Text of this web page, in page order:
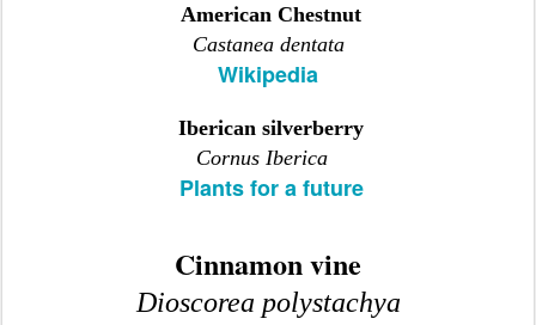
American Chestnut
Castanea dentata
Wikipedia
Iberican silverberry
Cornus Iberica
Plants for a future
Cinnamon vine
Dioscorea polystachya